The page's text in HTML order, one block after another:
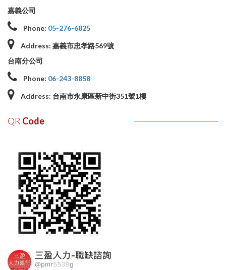
嘉義公司
Phone: 05-276-6825
Address: 嘉義市忠孝路569號
台南分公司
Phone: 06-243-8858
Address: 台南市永康區新中街351號1樓
QR Code